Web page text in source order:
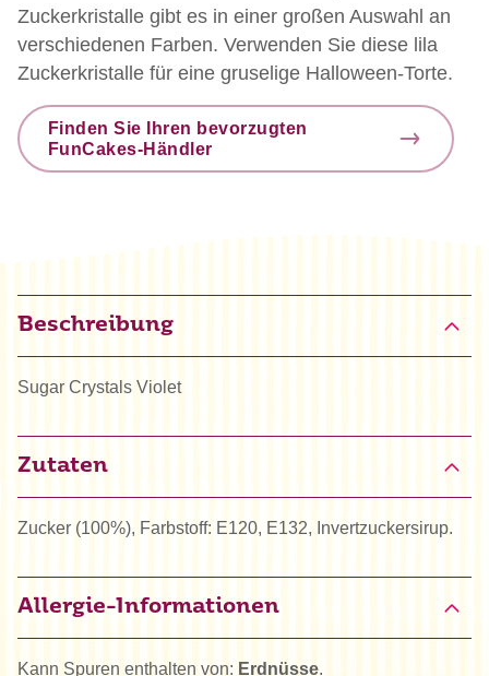
Zuckerkristalle gibt es in einer großen Auswahl an
verschiedenen Farben. Verwenden Sie diese lila
Zuckerkristalle für eine gruselige Halloween-Torte.
Finden Sie Ihren bevorzugten
FunCakes-Händler
Beschreibung
Sugar Crystals Violet
Zutaten
Zucker (100%), Farbstoff: E120, E132, Invertzuckersirup.
Allergie-Informationen
Kann Spuren enthalten von: Erdnüsse.